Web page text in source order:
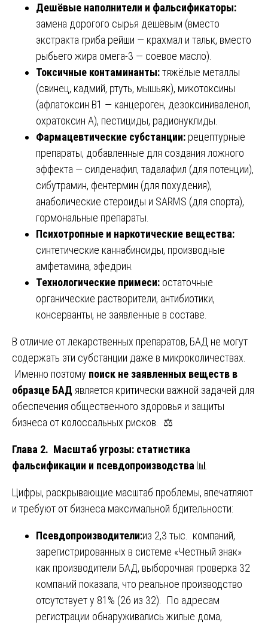
Дешёвые наполнители и фальсификаторы:
замена дорогого сырья дешёвым (вместо
экстракта гриба рейши — крахмал и тальк, вместо
рыбьего жира омега-3 — соевое масло).
Токсичные контаминанты:тяжёлые металлы
(свинец, кадмий, ртуть, мышьяк), микотоксины
(афлатоксин B1 — канцероген, дезоксиниваленол,
охратоксин А), пестициды, радионуклиды.
Фармацевтические субстанции: рецептурные
препараты, добавленные для создания ложного
эффекта — силденафил, тадалафил (для потенции),
сибутрамин, фентермин (для похудения),
анаболические стероиды и SARMS (для спорта),
гормональные препараты.
Психотропные и наркотические вещества:
синтетические каннабиноиды, производные
амфетамина, эфедрин.
Технологические примеси: остаточные
органические растворители, антибиотики,
консерванты, не заявленные в составе.
В отличие от лекарственных препаратов, БАД не могут
содержать эти субстанции даже в микроколичествах.
Именно поэтому поиск не заявленных веществ в
образце БАД является критически важной задачей для
обеспечения общественного здоровья и защиты
бизнеса от колоссальных рисков. ⚖️
Глава 2. Масштаб угрозы: статистика
фальсификации и псевдопроизводства 📊
Цифры, раскрывающие масштаб проблемы, впечатляют
и требуют от бизнеса максимальной бдительности:
Псевдопроизводители:из 2,3 тыс. компаний,
зарегистрированных в системе «Честный знак»
как производители БАД, выборочная проверка 32
компаний показала, что реальное производство
отсутствует у 81% (26 из 32). По адресам
регистрации обнаруживались жилые дома,